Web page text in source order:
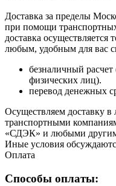
Доставка за пределы
при помощи
доставка осуществляется
любым, удобным для вас
безналичный
физических лиц).
перевод денежных
Осуществляем доставку
транспортными
«СДЭК» и любыми
Иные условия
Оплата
Способы оплаты: